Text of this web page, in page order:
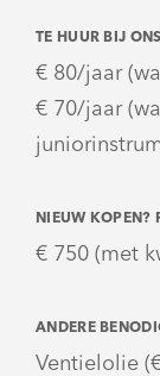
TE HUUR BIJ
€ 80/jaar
€ 70/jaar
NIEUW KOPEN?
€ 750 (met
ANDERE
Ventielolie